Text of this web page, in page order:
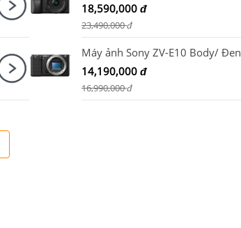
18,590,000 đ
23,490,000đ
Máy ảnh Sony ZV-E10 Body/ Đen
14,190,000 đ
16,990,000đ